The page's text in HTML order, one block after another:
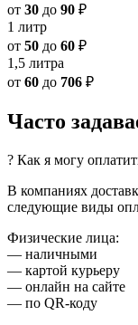
от 30 до 90 ₽
1 литр
от 50 до 60 ₽
1,5 литра
от 60 до 706 ₽
Часто
? Как я могу
В компаниях
следующие виды
Физические лица:
— наличными
— картой курьеру
— онлайн на сайте
— по QR-коду